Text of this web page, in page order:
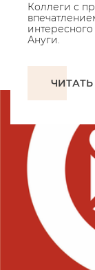
Коллеги с
Ануги.